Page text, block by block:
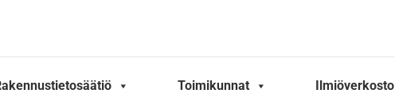
Toimikunnat Ilmiöverkosto